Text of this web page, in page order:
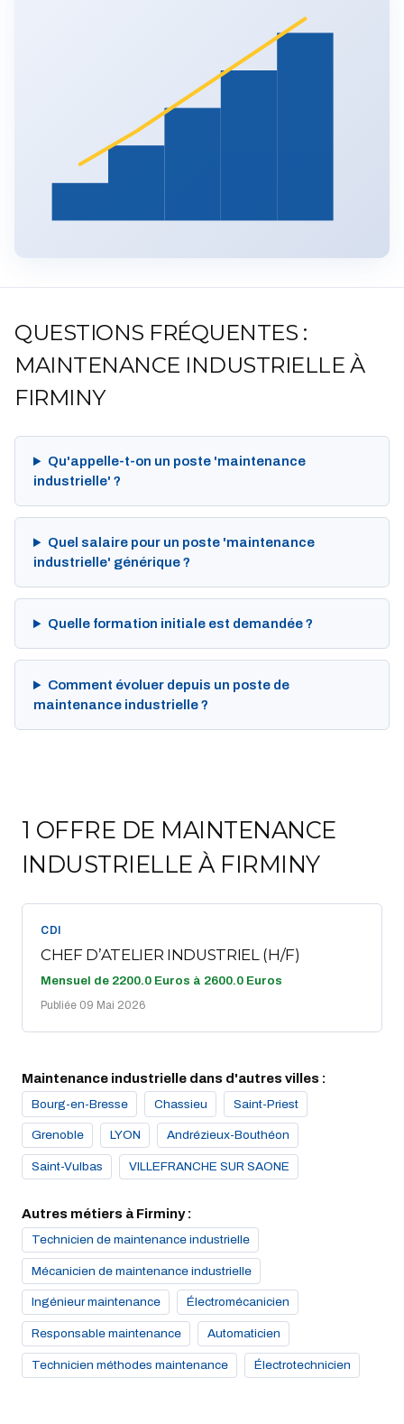
QUESTIONS FRÉQUENTES :
MAINTENANCE INDUSTRIELLE À
FIRMINY
Qu'appelle-t-on un poste 'maintenance
industrielle' ?
Quel salaire pour un poste 'maintenance
industrielle' générique ?
Quelle formation initiale est demandée ?
Comment évoluer depuis un poste de
maintenance industrielle ?
1 OFFRE DE MAINTENANCE
INDUSTRIELLE À FIRMINY
CDI
CHEF D’ATELIER INDUSTRIEL (H/F)
Mensuel de 2200.0 Euros à 2600.0 Euros
Publiée 09 Mai 2026
Maintenance industrielle dans d'autres villes :
Bourg-en-Bresse Chassieu Saint-Priest
Grenoble LYON Andrézieux-Bouthéon
Saint-Vulbas VILLEFRANCHE SUR SAONE
Autres métiers à Firminy :
Technicien de maintenance industrielle
Mécanicien de maintenance industrielle
Ingénieur maintenance Électromécanicien
Responsable maintenance Automaticien
Technicien méthodes maintenance Électrotechnicien